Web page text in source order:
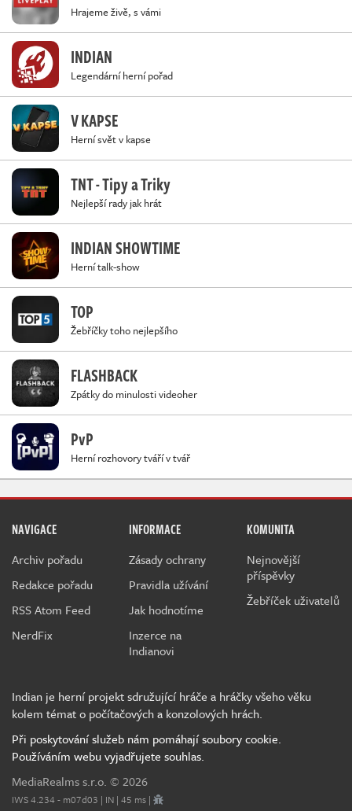
Hrajeme živě, s vámi
INDIAN
Legendární herní pořad
V KAPSE
Herní svět v kapse
TNT - Tipy a Triky
Nejlepší rady jak hrát
INDIAN SHOWTIME
Herní talk-show
TOP
Žebříčky toho nejlepšího
FLASHBACK
Zpátky do minulosti videoher
PvP
Herní rozhovory tváří v tvář
NAVIGACE
Archiv pořadu
Redakce pořadu
RSS Atom Feed
NerdFix
INFORMACE
Zásady ochrany
Pravidla užívání
Jak hodnotíme
Inzerce na
Indianovi
KOMUNITA
Nejnovější
příspěvky
Žebříček uživatelů
Indian je herní projekt sdružující hráče a hráčky všeho věku
kolem témat o počítačových a konzolových hrách.
Při poskytování služeb nám pomáhají soubory cookie.
Používáním webu vyjadřujete souhlas.
MediaRealms s.r.o. © 2026
IWS 4.234 - m07d03 | IN | 45 ms |